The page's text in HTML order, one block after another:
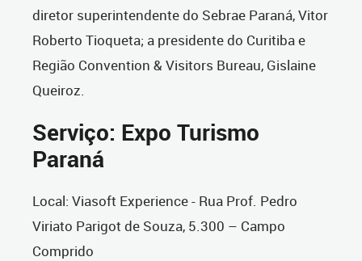
diretor superintendente do Sebrae Paraná, Vitor
Roberto Tioqueta; a presidente do Curitiba e
Região Convention & Visitors Bureau, Gislaine
Queiroz.
Serviço: Expo Turismo
Paraná
Local: Viasoft Experience - Rua Prof. Pedro
Viriato Parigot de Souza, 5.300 – Campo
Comprido